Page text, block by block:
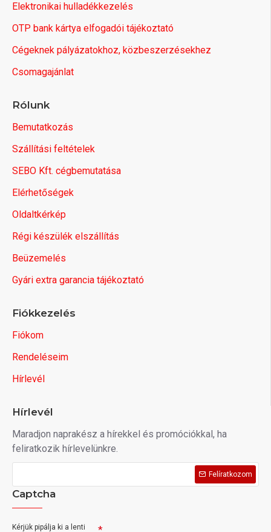
Elektronikai hulladékkezelés
OTP bank kártya elfogadói tájékoztató
Cégeknek pályázatokhoz, közbeszerzésekhez
Csomagajánlat
Rólunk
Bemutatkozás
Szállítási feltételek
SEBO Kft. cégbemutatása
Elérhetőségek
Oldaltkérkép
Régi készülék elszállítás
Beüzemelés
Gyári extra garancia tájékoztató
Fiókkezelés
Fiókom
Rendeléseim
Hírlevél
Hírlevél
Maradjon naprakész a hírekkel és promóciókkal, ha
feliratkozik hírlevelünkre.
Felíratkozom
Captcha
Kérjük pipálja ki a lenti